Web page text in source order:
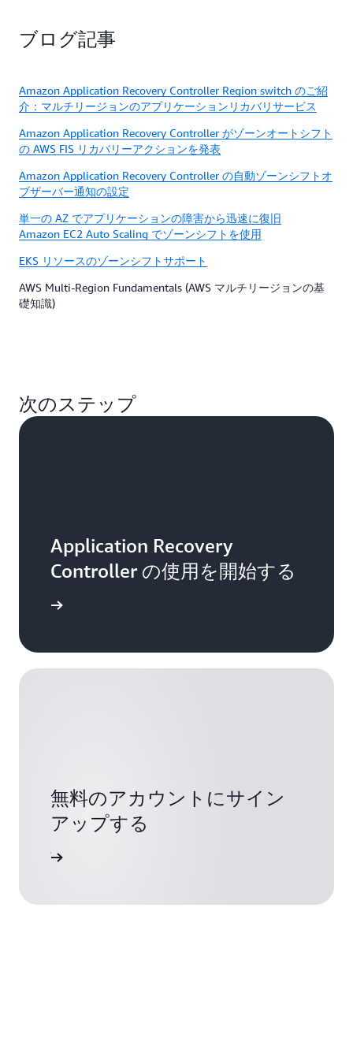
ブログ記事
Amazon Application Recovery Controller Region switch のご紹
介：マルチリージョンのアプリケーションリカバリサービス
Amazon Application Recovery Controller がゾーンオートシフト
の AWS FIS リカバリーアクションを発表
Amazon Application Recovery Controller の自動ゾーンシフトオ
ブザーバー通知の設定
単一の AZ でアプリケーションの障害から迅速に復旧
Amazon EC2 Auto Scaling でゾーンシフトを使用
EKS リソースのゾーンシフトサポート
AWS Multi-Region Fundamentals (AWS マルチリージョンの基
礎知識)
次のステップ
Application Recovery
Controller の使用を開始する
無料のアカウントにサイン
アップする